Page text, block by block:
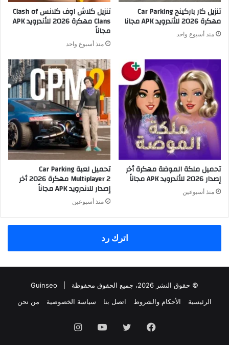
تنزيل كار باركينج Car Parking
مهكرة 2026 للأندرويد APK مجانا
منذ أسبوع واحد
تنزيل كلاش اوف كلانس Clash of
Clans مهكرة 2026 للأندرويد APK
مجاناً
منذ أسبوع واحد
تحميل ملكة الموضة مهكرة أخر
إصدار 2026 للأندرويد APK مجاناً
منذ أسبوعين
تحميل لعبة Car Parking
Multiplayer 2 مهكرة 2026 أخر
إصدار للاندرويد APK مجاناً
منذ أسبوعين
اترك رد
© حقوق النشر 2026، جميع الحقوق محفوظة |
Guinseo
الرئيسية
الأحكام والشروط اتصل بنا سياسة الخصوصية من نحن
فيسبوك تويتر يوتيوبانستقرام